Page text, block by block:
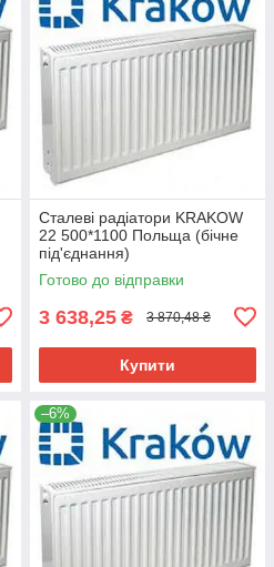
Сталеві радіатори KRAKOW
22 500*1100 Польща (бічне
під'єднання)
Готово до відправки
3 638,25 ₴ 3 870,48 ₴
Купити
–6%